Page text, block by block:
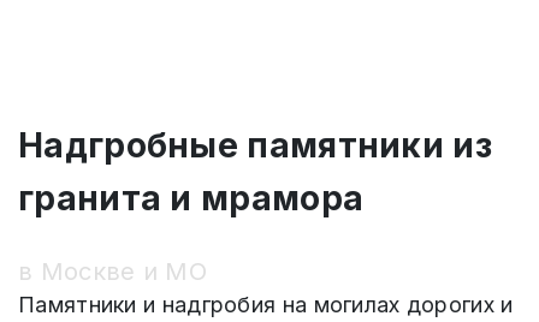
Надгробные памятники из
гранита и мрамора
в Москве и МО
Памятники и надгробия на могилах дорогих и